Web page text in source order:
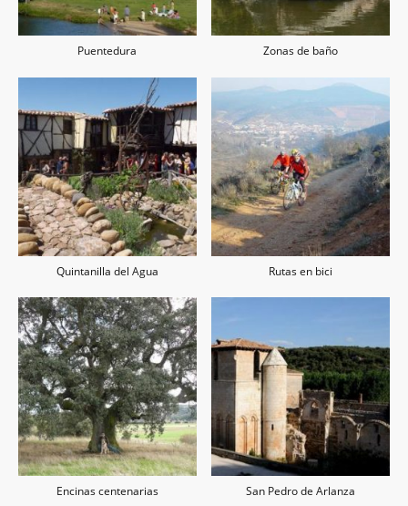
Puentedura Zonas de baño
Quintanilla del Agua Rutas en bici
Encinas centenarias San Pedro de Arlanza